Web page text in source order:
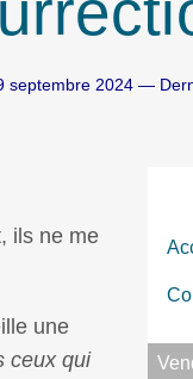
septembre 2024 —
ils ne me
une
ceux qui